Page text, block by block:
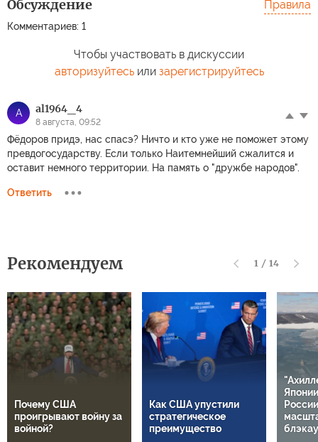
Обсуждение
Комментариев: 1
Правила
Чтобы участвовать в дискуссии
авторизуйтесьили зарегистрируйтесь
A al1964_4
8 августа, 09:52
Фёдоров придэ, нас спасэ? Ничто и кто уже не поможет этому
превдогосударству. Если только Наитемнейший сжалится и
оставит немного территории. На память о "дружбе народов".
Ответить
Рекомендуем 1 / 14
Почему США
проигрывают войну за
войной?
Как США упустили
стратегическое
преимущество